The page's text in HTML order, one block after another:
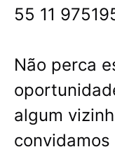
55 11
Não perca
algum